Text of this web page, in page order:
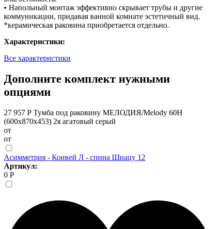
• Напольный монтаж эффективно скрывает трубы и другие
коммуникации, придавая ванной комнате эстетичный вид.
*керамическая раковина приобретается отдельно.
Характеристики:
Все характеристики
Дополните комплект нужными
опциями
27 957 Р Тумба под раковину МЕЛОДИЯ/Melody 60Н
(600х870х453) 2я агатовый серый
от
от
Асимметрия - Конвей Л - спина Шиацу 12
Артикул:
0 Р